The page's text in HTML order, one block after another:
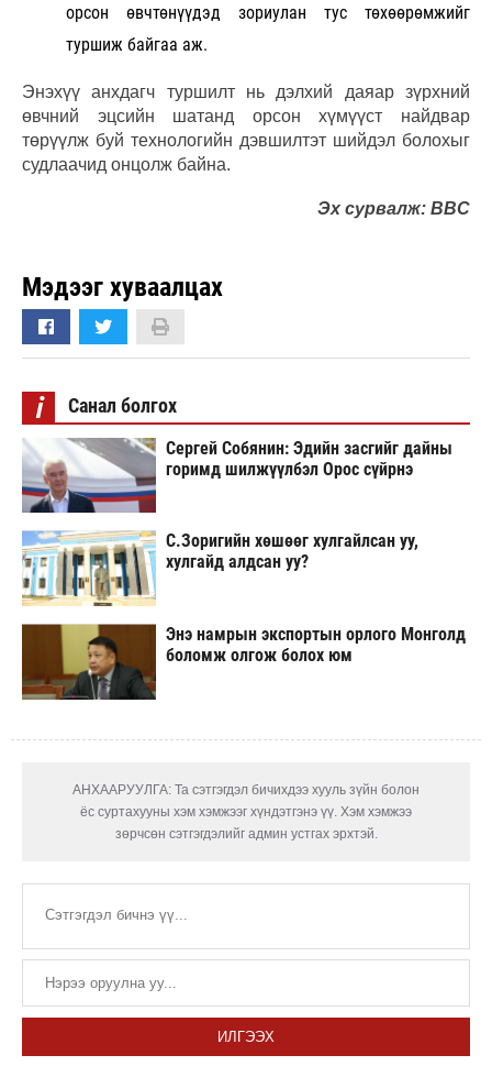
орсон өвчтөнүүдэд зориулан тус төхөөрөмжийг
туршиж байгаа аж.
Энэхүү анхдагч туршилт нь дэлхий даяар зүрхний
өвчний эцсийн шатанд орсон хүмүүст найдвар
төрүүлж буй технологийн дэвшилтэт шийдэл болохыг
судлаачид онцолж байна.
Эх сурвалж: BBC
Мэдээг хуваалцах
i Санал болгох
Сергей Собянин: Эдийн засгийг дайны
горимд шилжүүлбэл Орос сүйрнэ
С.Зоригийн хөшөөг хулгайлсан уу,
хулгайд алдсан уу?
Энэ намрын экспортын орлого Монголд
боломж олгож болох юм
АНХААРУУЛГА: Та сэтгэгдэл бичихдээ хууль зүйн болон
ёс суртахууны хэм хэмжээг хүндэтгэнэ үү. Хэм хэмжээ
зөрчсөн сэтгэгдэлийг админ устгах эрхтэй.
ИЛГЭЭХ